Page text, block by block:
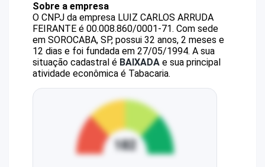
Sobre a empresa
O CNPJ da empresa LUIZ CARLOS ARRUDA
FEIRANTE é 00.008.860/0001-71. Com sede
em SOROCABA, SP, possui 32 anos, 2 meses e
12 dias e foi fundada em 27/05/1994. A sua
situação cadastral é BAIXADA e sua principal
atividade econômica é Tabacaria.